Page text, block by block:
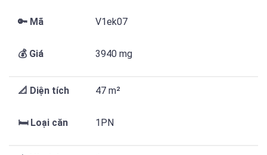
🔑 Mã V1ek07
💰 Giá 3940 mg
📐 Diện tích 47 m²
🛏️ Loại căn 1PN